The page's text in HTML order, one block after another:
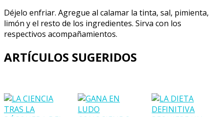
Déjelo enfriar. Agregue al calamar la tinta, sal, pimienta,
limón y el resto de los ingredientes. Sirva con los
respectivos acompañamientos.
ARTÍCULOS SUGERIDOS